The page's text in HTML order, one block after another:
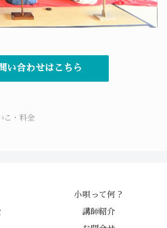
い合わせはこちら
こ・料金
小唄って何？
講師紹介